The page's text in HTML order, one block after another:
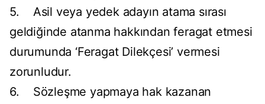
5. Asil veya yedek adayın atama sırası
geldiğinde atanma hakkından feragat etmesi
durumunda ‘Feragat Dilekçesi’ vermesi
zorunludur.
6. Sözleşme yapmaya hak kazanan